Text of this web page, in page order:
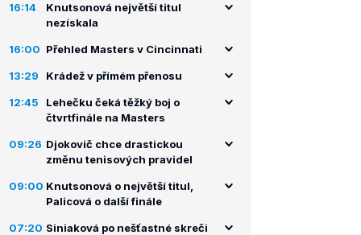
16:14
Knutsonová největší titul
nezískala
16:00 Přehled Masters v Cincinnati
13:29 Krádež v přímém přenosu
12:45
Lehečku čeká těžký boj o
čtvrtfinále na Masters
09:26 Djokovič chce drastickou
změnu tenisových pravidel
09:00 Knutsonová o největší titul,
Palicová o další finále
07:20 Siniaková po nešťastné skreči